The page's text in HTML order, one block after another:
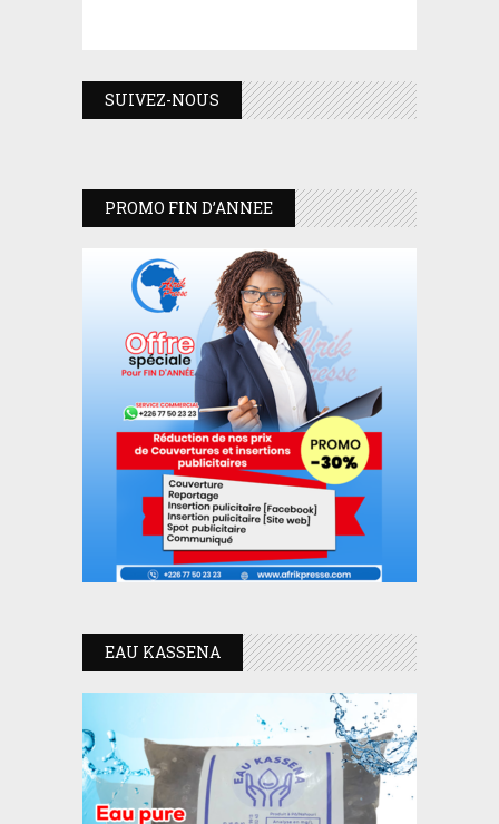
SUIVEZ-NOUS
PROMO FIN D’ANNEE
EAU KASSENA